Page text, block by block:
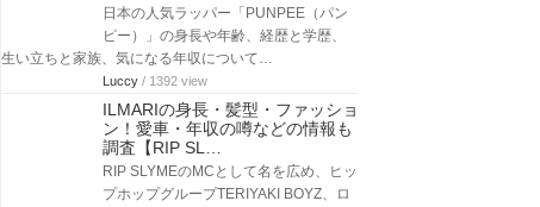
日本の人気ラッパー「PUNPEE（パン
ピー）」の身長や年齢、経歴と学歴、
生い立ちと家族、気になる年収について…
Luccy / 1392 view
ILMARIの身長・髪型・ファッショ
ン！愛車・年収の噂などの情報も
調査【RIP SL…
RIP SLYMEのMCとして名を広め、ヒッ
プホップグループTERIYAKI BOYZ、ロ